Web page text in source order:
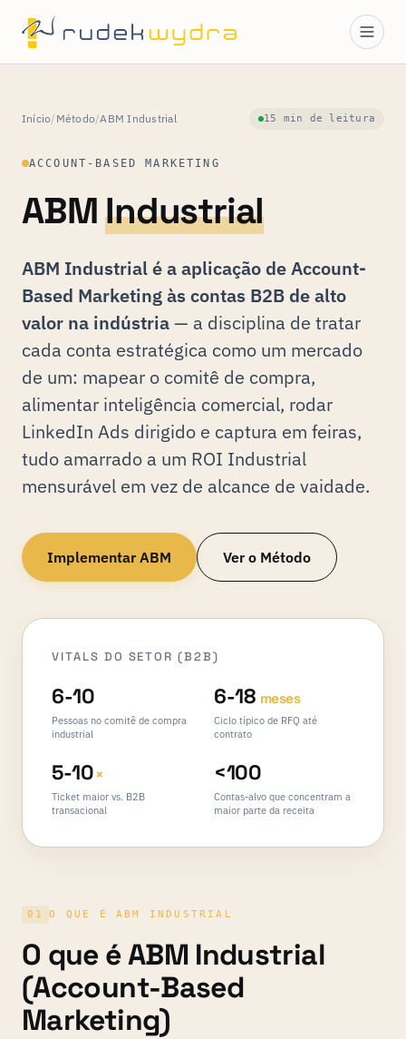
Início/ Método/ABM Industrial 15 min de leitura
ACCOUNT-BASED MARKETING
ABMIndustrial
ABM Industrial é a aplicação de Account-
Based Marketing às contas B2B de alto
valor na indústria— a disciplina de tratar
cada conta estratégica como um mercado
de um: mapear o comitê de compra,
alimentar inteligência comercial, rodar
LinkedIn Ads dirigido e captura em feiras,
tudo amarrado a um ROI Industrial
mensurável em vez de alcance de vaidade.
Implementar ABM Ver o Método
VITALS DO SETOR (B2B)
6-10
Pessoas no comitê de compra
industrial
6-18 meses
Ciclo típico de RFQ até
contrato
5-10×
Ticket maior vs. B2B
transacional
<100
Contas-alvo que concentram a
maior parte da receita
01 O QUE É ABM INDUSTRIAL
O que é ABM Industrial
(Account-Based
Marketing)